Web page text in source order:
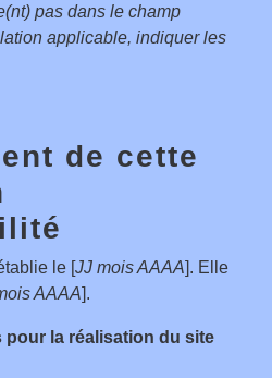
pas dans le champ
applicable, indiquer les
de cette
le [JJ mois AAAA]. Elle
AAAA].
la réalisation du site